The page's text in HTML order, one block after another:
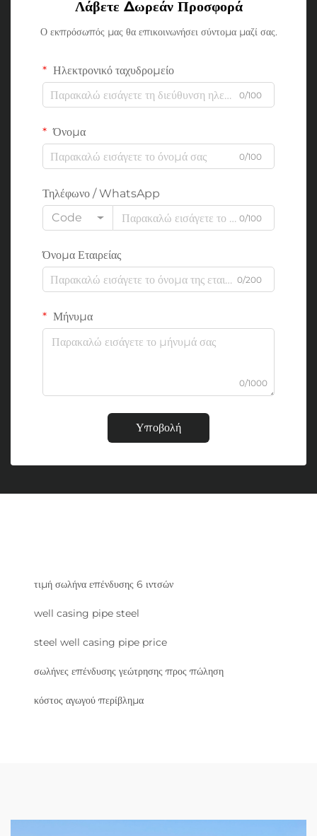
Λάβετε Δωρεάν Προσφορά
Ο εκπρόσωπός μας θα επικοινωνήσει σύντομα μαζί σας.
Ηλεκτρονικό ταχυδρομείο
0/100
Όνομα
0/100
Τηλέφωνο / WhatsApp
Code
0/100
Όνομα Εταιρείας
0/200
Μήνυμα
0/1000
Υποβολή
τιμή σωλήνα επένδυσης 6 ιντσών
well casing pipe steel
steel well casing pipe price
σωλήνες επένδυσης γεώτρησης προς πώληση
κόστος αγωγού περίβλημα